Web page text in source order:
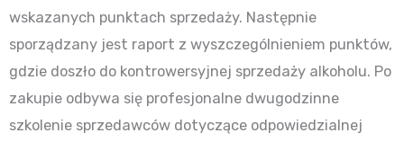
wskazanych punktach sprzedaży. Następnie
sporządzany jest raport z wyszczególnieniem punktów,
gdzie doszło do kontrowersyjnej sprzedaży alkoholu. Po
zakupie odbywa się profesjonalne dwugodzinne
szkolenie sprzedawców dotyczące odpowiedzialnej